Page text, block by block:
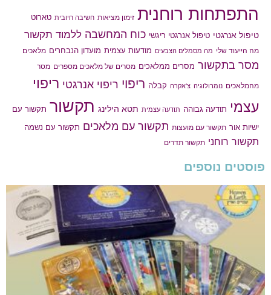
התפתחות רוחנית זימון מציאות חשיבה חיובית טארוט
טיפול אנרגטי טיפול אנרגטי ריגשי כוח המחשבה ללמוד תקשור
מה הייעוד שלי מה מסמלים הצבעים מודעות עצמית מועדון הנבחרים מלאכים
מסר בתקשור מסרים ממלאכים מסרים של מלאכים מספרים מסר
מהמלאכים נומרולוגיה צ'אקרה קבלה ריפוי ריפוי אנרגטי ריפוי
עצמי תודעה גבוהה תודעה עצמית תטא הילינג תקשור תקשור עם
ישיות אור תקשור עם מועצות תקשור עם מלאכים תקשור עם נשמה
תקשור רוחני תקשור תדרים
פוסטים נוספים